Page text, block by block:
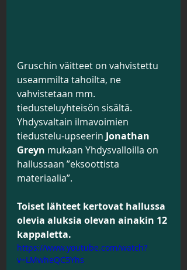
Gruschin väitteet on vahvistettu
useammilta tahoilta, ne
vahvistetaan mm.
tiedusteluyhteisön sisältä.
Yhdysvaltain ilmavoimien
tiedustelu-upseerin Jonathan
Greyn mukaan Yhdysvalloilla on
hallussaan ”eksoottista
materiaalia”.
Toiset lähteet kertovat hallussa
olevia aluksia olevan ainakin 12
kappaletta.
https://www.youtube.com/watch?
v=LMwheQC5Yhs